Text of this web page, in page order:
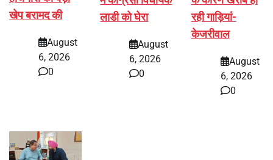
खेप बरामद की
August
6, 2026
0
लाडी को घेरा
August
6, 2026
0
रही गाड़ियां-
केजरीवाल
August
6, 2026
0